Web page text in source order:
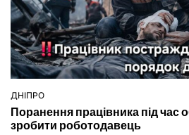
ОПУБЛІКУВАТИ
ДНІПРО
Поранення працівника під час
зробити роботодавець